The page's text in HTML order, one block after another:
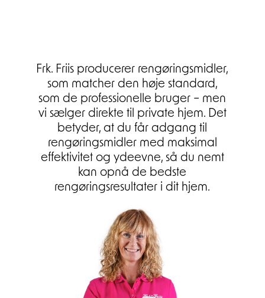
Frk. Friis producerer rengøringsmidler,
som matcher den høje standard,
som de professionelle bruger – men
vi sælger direkte til private hjem. Det
betyder, at du får adgang til
rengøringsmidler med maksimal
effektivitet og ydeevne, så du nemt
kan opnå de bedste
rengøringsresultater i dit hjem.